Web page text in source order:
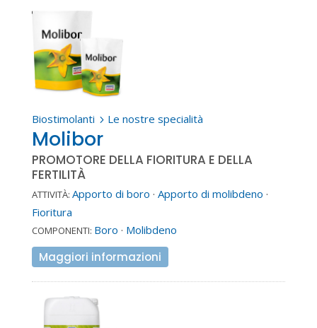
Biostimolanti 5 Le nostre specialità
Molibor
PROMOTORE DELLA FIORITURA E DELLA
FERTILITÀ
ATTIVITÀ: Apporto di boro · Apporto di molibdeno ·
Fioritura
COMPONENTI: Boro · Molibdeno
Maggiori informazioni